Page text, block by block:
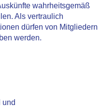
wahrheitsgemäß
Als vertraulich
dürfen von Mitgliedern
werden.
und